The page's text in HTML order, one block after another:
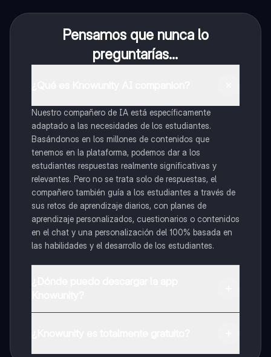
Pensamos que nunca lo
preguntarías...
Nuestro compañero de IA está específicamente
adaptado a las necesidades de los estudiantes.
Basándonos en los millones de contenidos que
tenemos en la plataforma, podemos dar a los
estudiantes respuestas realmente significativas y
relevantes. Pero no se trata solo de respuestas, el
compañero también guía a los estudiantes a través de
sus retos de aprendizaje diarios, con planes de
aprendizaje personalizados, cuestionarios o contenidos
en el chat y una personalización del 100% basada en
las habilidades y el desarrollo de los estudiantes.